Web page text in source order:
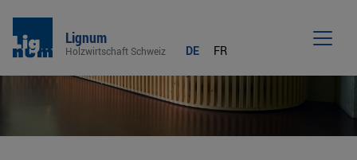
Lignum
Holzwirtschaft Schweiz DE FR